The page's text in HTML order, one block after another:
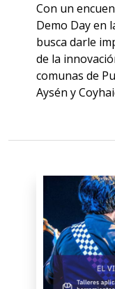
Con un
Demo Day en
busca darle
de la
comunas de
Aysén y